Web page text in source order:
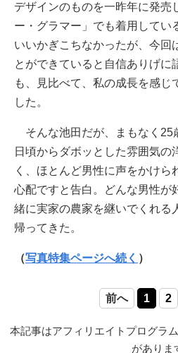
デザインのものを一昨年に発売
ー・グラマー」でも着用してい
いいかぎこちなかったが、今回
とができていると自信ありげに
も、見比べて、私の成長を感じ
した。
そんな池田だが、まもなく25
日頃からダボッとした雰囲気の
く、ほとんど男性に声をかけら
心配ですと告白。どんな男性が
緒に実家の農家を継いでくれる
帰ってきた。
（写真特集ページへ続く ）
前へ 1 2
本記事はアフィリエイトプログラ
がありま